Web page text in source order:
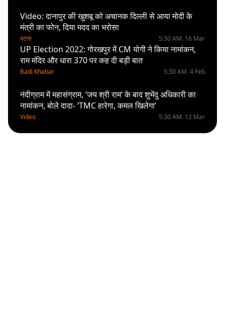
Video: दानापुर की खुशबू को अचानक दिल्ली से आया मोदी के
मंत्री का फोन, दिया मदद का भरोसा
पटना 5:30 AM. 16 Mar
UP Election 2022: गोरखपुर में CM योगी ने किया नामांकन,
राम मंदिर और धारा 370 पर कह दी बड़ी बात
Badi Khabar 5:30 AM. 4 Feb
नंदीग्राम में महासंग्राम, ‘जय श्री राम’ के बाद शुभेंदु अधिकारी का
नामांकन, बोले दादा- ‘TMC हारेगा, कमल खिलेगा’
Video 5:30 AM. 12 Mar